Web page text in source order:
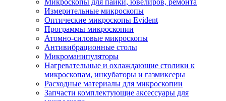
Микроскопы для пайки, ювелиров, ремонта
Измерительные микроскопы
Оптические микроскопы Evident
Программы микроскопии
Атомно-силовые микроскопы
Антивибрационные столы
Микроманипуляторы
Нагревательные и охлаждающие столики к
микроскопам, инкубаторы и газмиксеры
Расходные материалы для микроскопии
Запчасти комплектующие аксессуары для